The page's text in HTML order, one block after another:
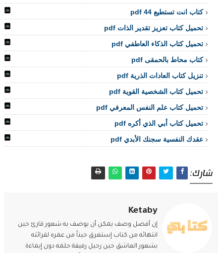
كتاب انت تستطيع 44 pdf
تحميل كتاب تعزيز تقدير الذات pdf
تحميل كتاب الذكاء العاطفي pdf
كتاب محاط بالحمقى pdf
تنزيل كتاب العادات الذرية pdf
تحميل كتاب الشخصية القوية pdf
تحميل كتاب علم النفس المعرفي pdf
تحميل كتاب أبي الذي أكره pdf
عقدك النفسية سجنك الأبدي pdf
شارك:
Ketaby
إن أفضل وصف يمكن أن يوصف به شعور قارئ حين
انتهائه من كتاب إستغرق حيناً من عمره لقرائته
بشعور العاشق حين رحيل رفيقة حلمه دون إيماءة